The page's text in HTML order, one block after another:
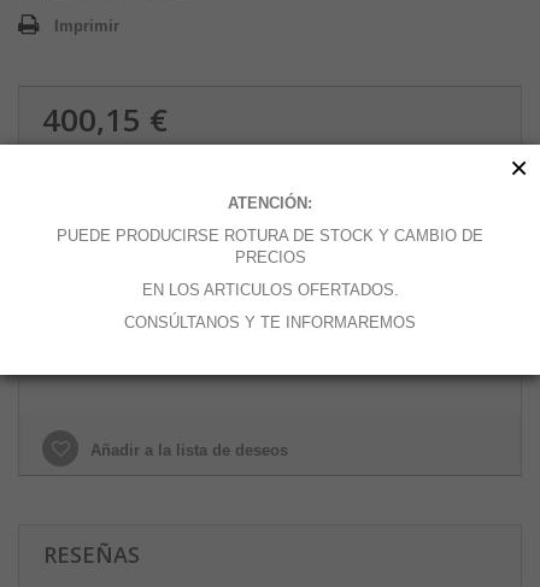
Imprimir
400,15 €
Añadir a la lista de deseos
RESEÑAS
ATENCIÓN:
PUEDE PRODUCIRSE ROTURA DE STOCK Y CAMBIO DE
PRECIOS
EN LOS ARTICULOS OFERTADOS.
CONSÚLTANOS Y TE INFORMAREMOS
×